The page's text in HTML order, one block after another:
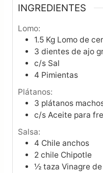
INGREDIENTES
Lomo:
1.5 Kg Lomo de
3 dientes de ajo
c/s Sal
4 Pimientas
Plátanos:
3 plátanos
c/s Aceite para
Salsa:
4 Chile anchos
2 chile Chipotle
½ taza Vinagre